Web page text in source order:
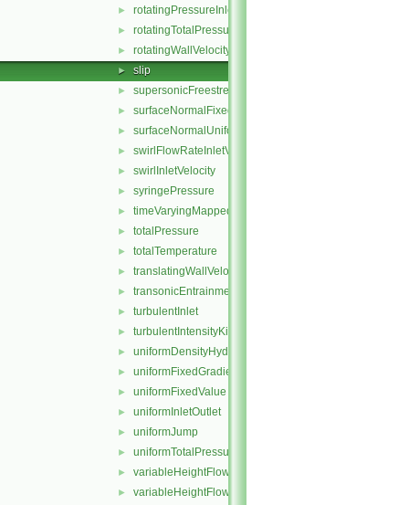
► rotatingPressureInletOutletVelocity
► rotatingTotalPressure
► rotatingWallVelocity
► slip
► supersonicFreestream
► surfaceNormalFixedValue
► surfaceNormalUniformFixedValue
► swirlFlowRateInletVelocity
► swirlInletVelocity
► syringePressure
► timeVaryingMappedFixedValue
► totalPressure
► totalTemperature
► translatingWallVelocity
► transonicEntrainmentPressure
► turbulentInlet
► turbulentIntensityKineticEnergyInlet
► uniformDensityHydrostaticPressure
► uniformFixedGradient
► uniformFixedValue
► uniformInletOutlet
► uniformJump
► uniformTotalPressure
► variableHeightFlowRate
► variableHeightFlowRateInletVelocity